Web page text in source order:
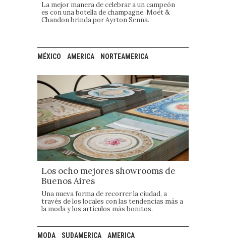
La mejor manera de celebrar a un campeón
es con una botella de champagne. Moët &
Chandon brinda por Ayrton Senna.
MÉXICO AMERICA NORTEAMERICA
Los ocho mejores showrooms de
Buenos Aires
Una nueva forma de recorrer la ciudad, a
través de los locales con las tendencias más a
la moda y los artículos más bonitos.
MODA SUDAMERICA AMERICA